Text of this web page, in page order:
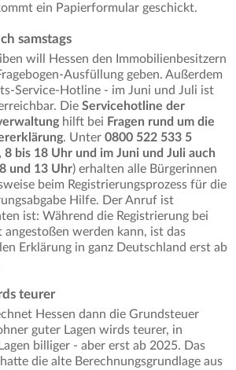
ein Papierformular geschickt.
samstags
will Hessen den Immobilienbesitzern
Ausfüllung geben. Außerdem
Service-Hotline - im Juni und Juli ist
Die Servicehotline der
hilft bei Fragen rund um die
. Unter 0800 522 533 5
8 bis 18 Uhr und im Juni und Juli auch
und 13 Uhr) erhalten alle Bürgerinnen
beim Registrierungsprozess für die
Hilfe. Der Anruf ist
ist: Während die Registrierung bei
angestoßen werden kann, ist das
Erklärung in ganz Deutschland erst ab
teurer
Hessen dann die Grundsteuer
guter Lagen wirds teurer, in
billiger - aber erst ab 2025. Das
die alte Berechnungsgrundlage aus